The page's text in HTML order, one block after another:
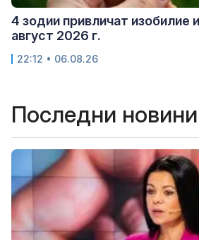
4 зодии привличат изобилие
август 2026 г.
22:12 • 06.08.26
Последни новини